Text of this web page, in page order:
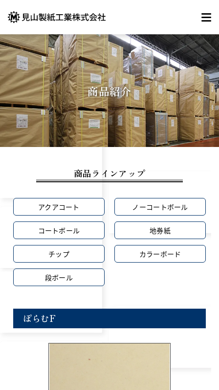
商品紹介
商品ラインアップ
アクアコート ノーコートボール
コートボール 地券紙
チップ カラーボード
段ボール
ぽらむF